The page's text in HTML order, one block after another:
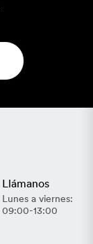
Llámanos
Lunes a viernes:
09:00-13:00